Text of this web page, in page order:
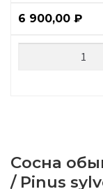
6 900,00 ₽
Сосна
/ Pinus